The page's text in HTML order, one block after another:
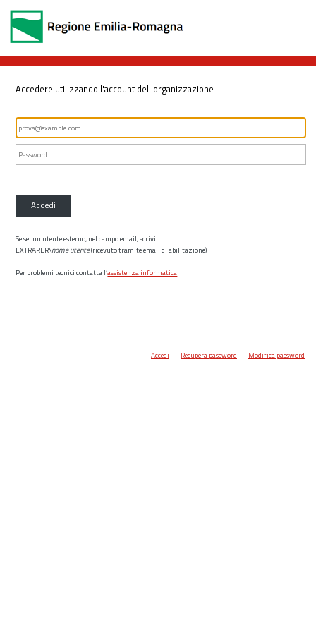
Accedere utilizzando l'account dell'organizzazione
Accedi
Se sei un utente esterno, nel campo email, scrivi
EXTRARER\nome utente(ricevuto tramite email di abilitazione)
Per problemi tecnici contatta l’assistenza informatica.
Accedi Recupera password Modifica password